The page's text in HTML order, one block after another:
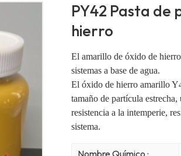
PY42 Pasta de
hierro
El amarillo de óxido de
sistemas a base de agua.
El óxido de hierro amarillo
tamaño de partícula
resistencia a la intemperie,
sistema.